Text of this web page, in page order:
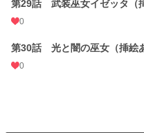
第29話 武装巫女イゼッタ（
0
第30話 光と闇の巫女（挿絵
0